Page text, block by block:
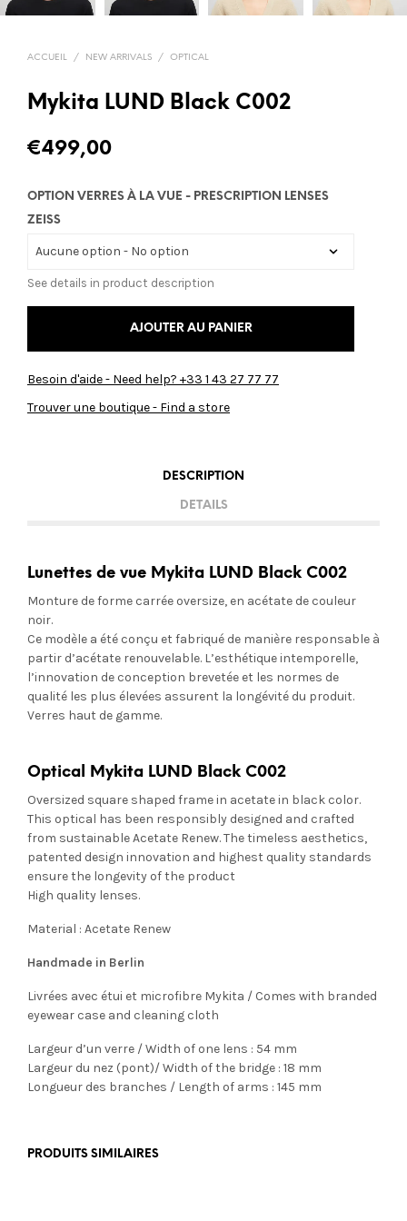
ACCUEIL / NEW ARRIVALS / OPTICAL
Mykita LUND Black C002
€499,00
OPTION VERRES À LA VUE - PRESCRIPTION LENSES
ZEISS
See details in product description
AJOUTER AU PANIER
Besoin d'aide - Need help? +33 1 43 27 77 77
Trouver une boutique - Find a store
DESCRIPTION
DETAILS
Lunettes de vue Mykita LUND Black C002
Monture de forme carrée oversize, en acétate de couleur
noir.
Ce modèle a été conçu et fabriqué de manière responsable à
partir d’acétate renouvelable. L’esthétique intemporelle,
l’innovation de conception brevetée et les normes de
qualité les plus élevées assurent la longévité du produit.
Verres haut de gamme.
Optical Mykita LUND Black C002
Oversized square shaped frame in acetate in black color.
This optical has been responsibly designed and crafted
from sustainable Acetate Renew. The timeless aesthetics,
patented design innovation and highest quality standards
ensure the longevity of the product
High quality lenses.
Material : Acetate Renew
Handmade in Berlin
Livrées avec étui et microfibre Mykita / Comes with branded
eyewear case and cleaning cloth
Largeur d’un verre / Width of one lens : 54 mm
Largeur du nez (pont)/ Width of the bridge : 18 mm
Longueur des branches / Length of arms : 145 mm
PRODUITS SIMILAIRES